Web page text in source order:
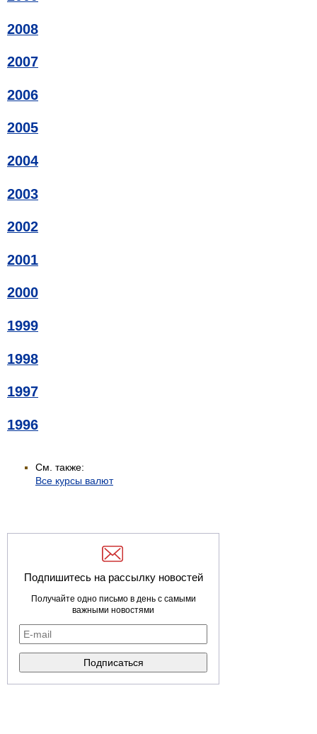
2008
2007
2006
2005
2004
2003
2002
2001
2000
1999
1998
1997
1996
См. также:
Все курсы валют
Подпишитесь на рассылку новостей
Получайте одно письмо в день с самыми
важными новостями